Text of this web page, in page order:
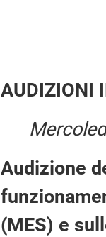
AUDIZIONI
Audizione
(MES) e